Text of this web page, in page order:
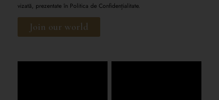
vizată, prezentate în Politica de Confidențialitate.
Join our world